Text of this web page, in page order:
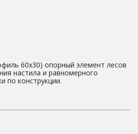
60х30) опорный элемент лесов
настила и равномерного
по конструкции.